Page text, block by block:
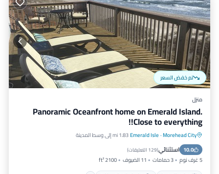
تم خفض السعر
منزل
Panoramic Oceanfront home on Emerald Island.
Close to everything!!
Morehead City
·
Emerald Isle1.83 mi إلى وسط المدينة
10.0 استثنائي(129 التعليقات )
5 غرف نوم 3 حمامات 11 الضيوف
2100 ft²
مواجه للمحيط
حوض استحمام ساخن
موقف سيارات